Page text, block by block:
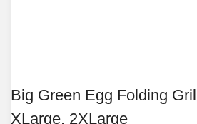
Big Green Egg Folding
XLarge, 2XLarge